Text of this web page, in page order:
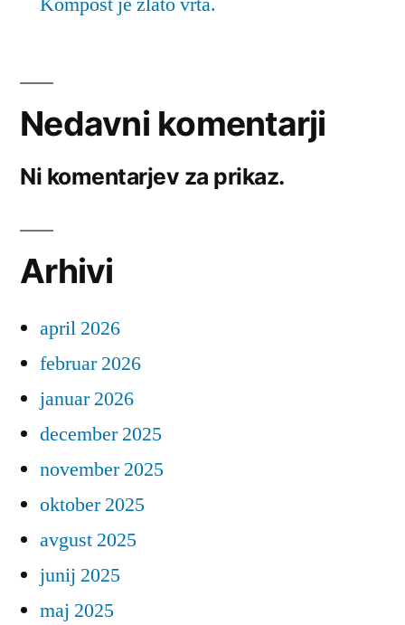
Nedavni komentarji
Ni komentarjev za prikaz.
Arhivi
april 2026
februar 2026
januar 2026
december 2025
november 2025
oktober 2025
avgust 2025
junij 2025
maj 2025